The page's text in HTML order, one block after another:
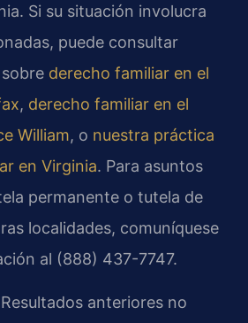
Si su situación involucra
puede consultar
derecho familiar en el
, derecho familiar en el
William, o nuestra práctica
en Virginia. Para asuntos
permanente o tutela de
localidades, comuníquese
al (888) 437-7747.
Resultados anteriores no